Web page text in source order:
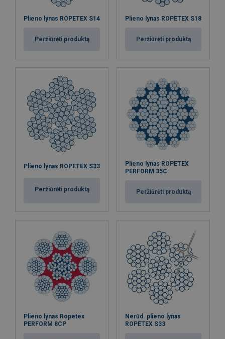
Plieno lynas ROPETEX S14
Peržiūrėti produktą
Plieno lynas ROPETEX S18
Peržiūrėti produktą
Plieno lynas ROPETEX S33
Peržiūrėti produktą
Plieno lynas ROPETEX
PERFORM 35C
Peržiūrėti produktą
Plieno lynas Ropetex
PERFORM 8CP
Nerūd. plieno lynas
ROPETEX S33